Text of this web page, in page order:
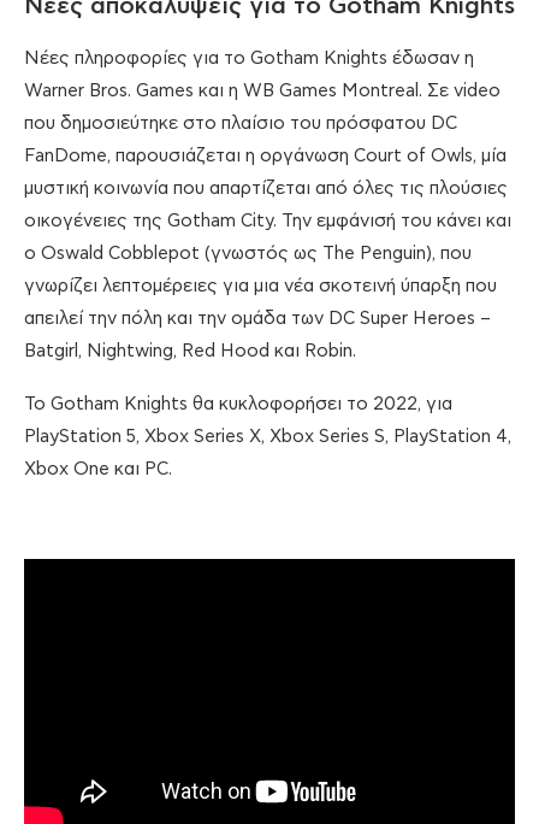
Νέες αποκαλύψεις για το Gotham Knights
Νέες πληροφορίες για το Gotham Knights έδωσαν η
Warner Bros. Games και η WB Games Montreal. Σε video
που δημοσιεύτηκε στο πλαίσιο του πρόσφατου DC
FanDome, παρουσιάζεται η οργάνωση Court of Owls, μία
μυστική κοινωνία που απαρτίζεται από όλες τις πλούσιες
οικογένειες της Gotham City. Την εμφάνισή του κάνει και
ο Oswald Cobblepot (γνωστός ως The Penguin), που
γνωρίζει λεπτομέρειες για μια νέα σκοτεινή ύπαρξη που
απειλεί την πόλη και την ομάδα των DC Super Heroes –
Batgirl, Nightwing, Red Hood και Robin.
Το Gotham Knights θα κυκλοφορήσει το 2022, για
PlayStation 5, Xbox Series X, Xbox Series S, PlayStation 4,
Xbox One και PC.